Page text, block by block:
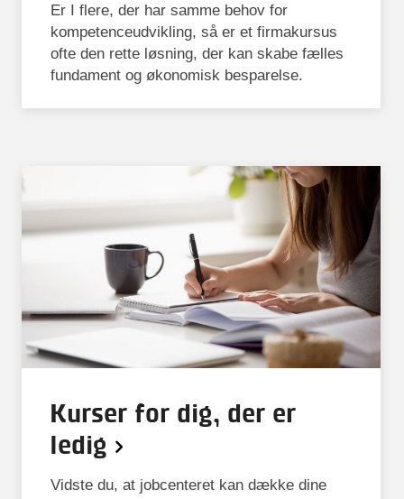
Er I flere, der har samme behov for
kompetenceudvikling, så er et firmakursus
ofte den rette løsning, der kan skabe fælles
fundament og økonomisk besparelse.
Kurser for dig, der er
ledig
Vidste du, at jobcenteret kan dække dine